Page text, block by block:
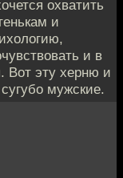
охватить
и
и в
Вот эту херню и
мужские.